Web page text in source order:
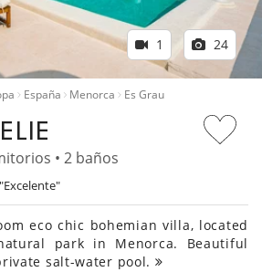
1 24
España Menorca Es Grau
• 2 baños
"Excelente"
eco chic bohemian villa, located
park in Menorca. Beautiful
salt-water pool.